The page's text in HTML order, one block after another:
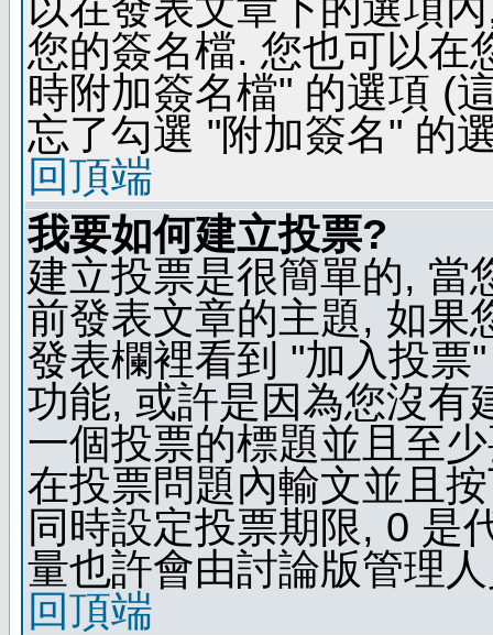
您的簽名檔. 您也可以在
時附加簽名檔" 的選項 (
忘了勾選 "附加簽名" 的
回頂端
我要如何建立投票?
建立投票是很簡單的, 當
前發表文章的主題, 如果
發表欄裡看到 "加入投票
功能, 或許是因為您沒有
一個投票的標題並且至
在投票問題內輸文並且
同時設定投票期限, 0 是
量也許會由討論版管理
回頂端